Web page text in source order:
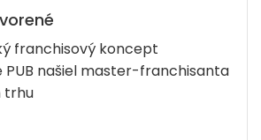
franchisový koncept
PUB našiel master-franchisanta
trhu